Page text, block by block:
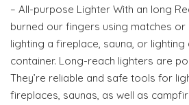
– All-purpose Lighter With an long
burned our fingers using matches
lighting a fireplace, sauna, or lighting
container. Long-reach lighters are
They’re reliable and safe tools for
fireplaces, saunas, as well as